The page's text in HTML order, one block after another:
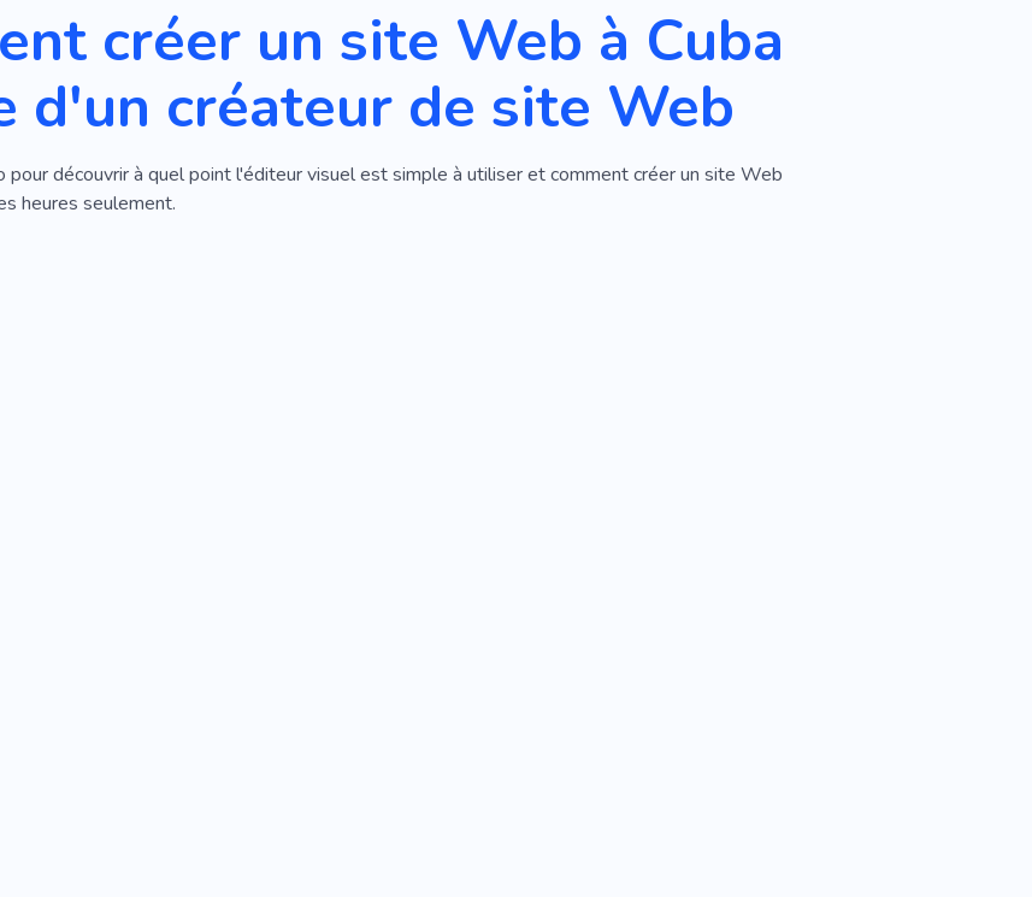
créer un site Web à Cuba
d'un créateur de site Web
pour découvrir à quel point l'éditeur visuel est simple à utiliser et comment créer un site Web
heures seulement.